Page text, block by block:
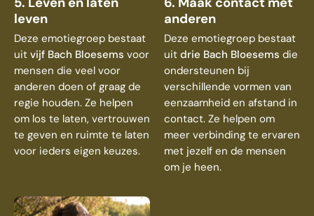
leven
Deze emotiegroep bestaat
uit vijf Bach Bloesems voor
mensen die veel voor
anderen doen of graag de
regie houden. Ze helpen
om los te laten, vertrouwen
te geven en ruimte te laten
voor ieders eigen keuzes.
anderen
Deze emotiegroep bestaat
uit drie Bach Bloesems die
ondersteunen bij
verschillende vormen van
eenzaamheid en afstand in
contact. Ze helpen om
meer verbinding te ervaren
met jezelf en de mensen
om je heen.